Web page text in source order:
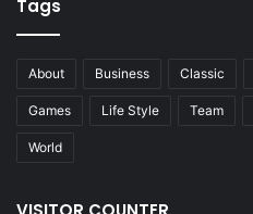
Tags
About Business Classic
Games Life Style Team
World